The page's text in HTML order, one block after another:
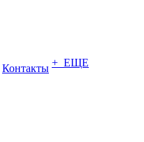
Контакты + ЕЩЕ